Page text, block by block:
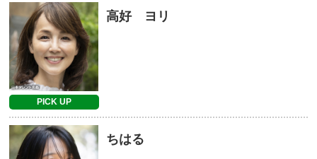
PICK UP
高好 ヨリ
ちはる